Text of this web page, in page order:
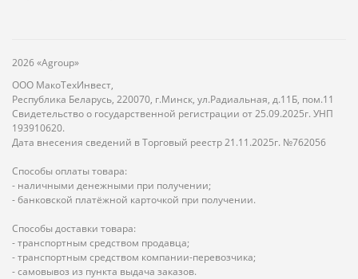
2026 «Agroup»
ООО МакоТехИнвест,
Республика Беларусь, 220070, г.Минск, ул.Радиальная, д.11Б, пом.11
Свидетельство о государственной регистрации от 25.09.2025г. УНП
193910620.
Дата внесения сведений в Торговый реестр 21.11.2025г. №762056
Способы оплаты товара:
- наличными денежными при получении;
- банковской платёжной карточкой при получении.
Способы доставки товара:
- транспортным средством продавца;
- транспортным средством компании-перевозчика;
- самовывоз из пункта выдача заказов.